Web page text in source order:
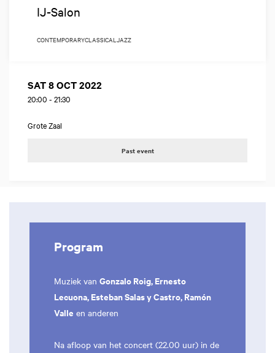
IJ-Salon
CONTEMPORARYCLASSICALJAZZ
SAT 8 OCT 2022
20:00 - 21:30
Grote Zaal
Past event
Program
Muziek van Gonzalo Roig, Ernesto
Lecuona, Esteban Salas y Castro, Ramón
Valle en anderen
Na afloop van het concert (22.00 uur) in de